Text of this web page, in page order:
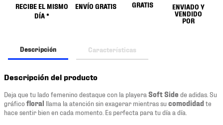
RECIBE EL MISMO
DÍA *
ENVÍO GRATIS
GRATIS
ENVIADO Y
VENDIDO
POR
Descripción Características
Descripción del producto
Deja que tu lado femenino destaque con la playera Soft Side de adidas. Su
gráfico floral llama la atención sin exagerar mientras su comodidad te
hace sentir bien en cada momento. Es perfecta para tu día a día.